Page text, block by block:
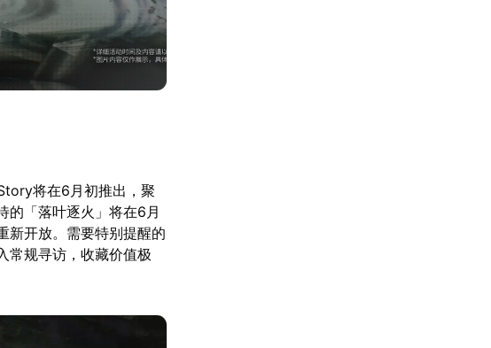
将在6月初推出，聚
的「落叶逐火」将在6月
新开放。需要特别提醒的
常规寻访，收藏价值极